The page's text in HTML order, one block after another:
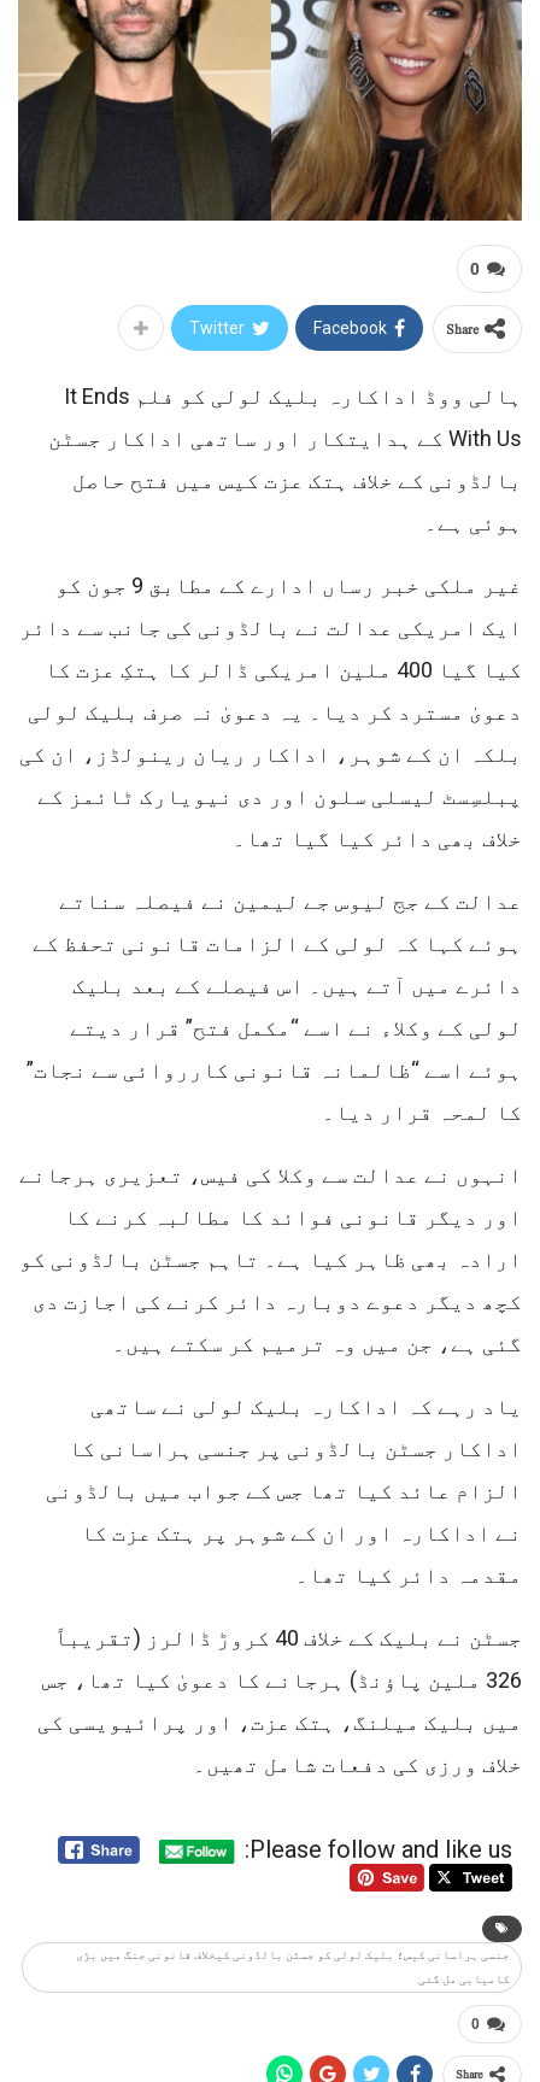
0
Share
Facebook
Twitter
ہالی ووڈ اداکارہ بلیک لولی کو فلم It Ends
With Us کے ہدایتکار اور ساتھی اداکار جسٹن
بالڈونی کے خلاف ہتک عزت کیس میں فتح حاصل
ہوئی ہے۔
غیر ملکی خبر رساں ادارے کے مطابق 9 جون کو
ایک امریکی عدالت نے بالڈونی کی جانب سے دائر
کیا گیا 400 ملین امریکی ڈالر کا ہتکِ عزت کا
دعویٰ مسترد کر دیا۔ یہ دعویٰ نہ صرف بلیک لولی
بلکہ ان کے شوہر، اداکار ریان رینولڈز، ان کی
پبلسِسٹ لیسلی سلون اور دی نیویارک ٹائمز کے
خلاف بھی دائر کیا گیا تھا۔
عدالت کے جج لیوس جے لیمین نے فیصلہ سناتے
ہوئے کہا کہ لولی کے الزامات قانونی تحفظ کے
دائرے میں آتے ہیں۔ اس فیصلے کے بعد بلیک
لولی کے وکلاء نے اسے “مکمل فتح” قرار دیتے
ہوئے اسے “ظالمانہ قانونی کارروائی سے نجات”
کا لمحہ قرار دیا۔
انہوں نے عدالت سے وکلا کی فیس، تعزیری ہرجانے
اور دیگر قانونی فوائد کا مطالبہ کرنے کا
ارادہ بھی ظاہر کیا ہے۔ تاہم جسٹن بالڈونی کو
کچھ دیگر دعوے دوبارہ دائر کرنے کی اجازت دی
گئی ہے، جن میں وہ ترمیم کر سکتے ہیں۔
یاد رہے کہ اداکارہ بلیک لولی نے ساتھی
اداکار جسٹن بالڈونی پر جنسی ہراسانی کا
الزام عائد کیا تھا جس کے جواب میں بالڈونی
نے اداکارہ اور ان کے شوہر پر ہتک عزت کا
مقدمہ دائر کیا تھا۔
جسٹن نے بلیک کے خلاف 40 کروڑ ڈالرز (تقریباً
326 ملین پاؤنڈ) ہرجانے کا دعویٰ کیا تھا، جس
میں بلیک میلنگ، ہتک عزت، اور پرائیویسی کی
خلاف ورزی کی دفعات شامل تھیں۔
Please follow and like us:
جنسی ہراسانی کیس؛ بلیک لولی کو جسٹن بالڈونی کیخلاف قانونی جنگ میں بڑی
کامیابی مل گئی
0
Share